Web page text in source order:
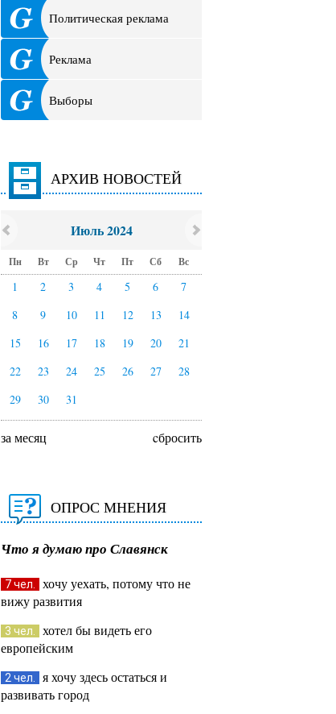
Политическая реклама
Реклама
Выборы
АРХИВ НОВОСТЕЙ
Июль 2024
Пн Вт Ср Чт Пт Сб Вс
1 2 3 4 5 6
7
8
9 10 11 12 13
14
15
16 17 18 19 20
21
22
23 24 25 26 27
28
29
30 31
за месяц cбросить
ОПРОС МНЕНИЯ
Что я думаю про Славянск
7 чел.
хочу уехать, потому что не
вижу развития
3 чел.
хотел бы видеть его
европейским
2 чел.
я хочу здесь остаться и
развивать город